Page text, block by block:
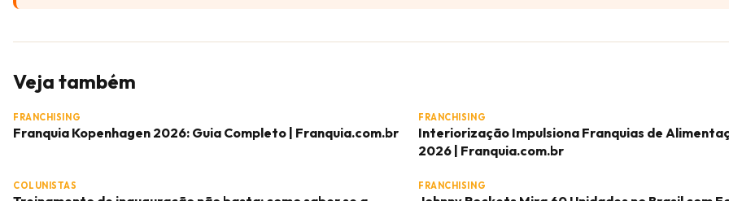
Veja também
FRANCHISING
Franquia Kopenhagen 2026: Guia Completo | Franquia.com.br
FRANCHISING
Interiorização Impulsiona Franquias de
2026 | Franquia.com.br
COLUNISTAS FRANCHISING